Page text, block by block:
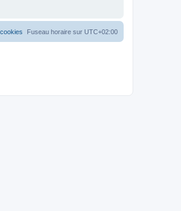
Fuseau horaire sur UTC+02:00